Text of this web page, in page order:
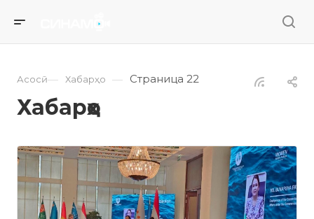
Асосӣ — Хабарҳо — Страница 22
Хабарҳо